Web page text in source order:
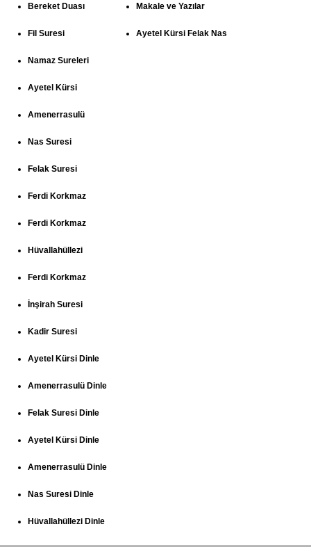
Bereket Duası
Fil Suresi
Makale ve Yazılar
Ayetel Kürsi Felak Nas
Namaz Sureleri
Ayetel Kürsi
Amenerrasulü
Nas Suresi
Felak Suresi
Ferdi Korkmaz
Ferdi Korkmaz
Hüvallahüllezi
Ferdi Korkmaz
İnşirah Suresi
Kadir Suresi
Ayetel Kürsi Dinle
Amenerrasulü Dinle
Felak Suresi Dinle
Ayetel Kürsi Dinle
Amenerrasulü Dinle
Nas Suresi Dinle
Hüvallahüllezi Dinle